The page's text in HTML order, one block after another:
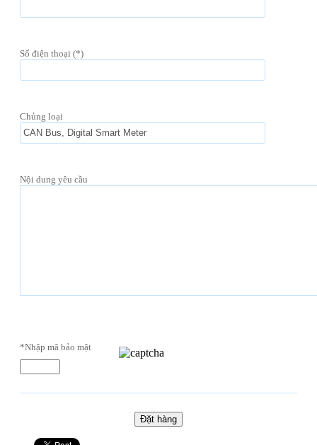
Số điện thoại (*)
Chủng loại
Nội dung yêu cầu
*Nhập mã bảo mật